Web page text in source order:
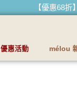
【買內衣
【父親
優惠活動 mélou